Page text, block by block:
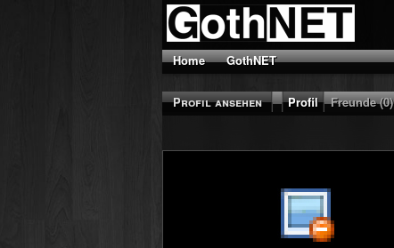
Home GothNET
Profil ansehen Profil Freunde (0)